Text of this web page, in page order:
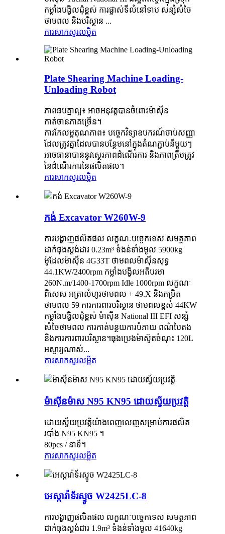
កម្លាំងបង្វិលជុំខ្ពស់ ការផ្លាស់ទីលំនៅទាប សន្សំសំចៃ
ថាមពល និងបរិស្ថាន ...
ការសាកសួរលម្អិត
Plate Shearing Machine Loading-
Unloading Robot
ភាពឆបគ្នាល្អ៖ អាចអនុវត្តបានចំពោះម៉ាស៊ីន
កាត់ចានភាគច្រើន។
ការកែលម្អគុណភាព៖ បច្ចេកវិទ្យាឧបករណ៍ចាប់សញ្ញា
ដែលត្រូវគ្នាដែលបានបន្ថែមនៅក្នុងតំណភ្ជាប់នីមួយៗ
អាចធានាបាននូវស្ថេរភាពដំណើរការ និងភាពត្រឹមត្រូវ
នៃដំណើរការនៃផលិតផល។
ការសាកសួរលម្អិត
កង់ Excavator W260W-9
ការបង្ហាញផលិតផល លក្ខណៈបច្ចេកទេស សមត្ថភាព
ដាក់ធុងស្ដង់ដារ 0.23m³ ទំងន់ទាំងមូល 5900kg
ម៉ូដែលម៉ាស៊ីន 4G33T ថាមពលម៉ាស៊ីនសុទ្ធ
44.1KW/2400rpm កម្លាំងបង្វិលអតិបរមា
260N.m/1400-1700rpm Idle 1000rpm លក្ខណៈ
ពិសេស អត្រាលំហូរថាមពល + 49.X និងកម្រិត
ថាមពល 59 ការការពារបរិស្ថាន ថាមពលខ្ពស់ 44KW
កម្លាំងបង្វិលជុំខ្ពស់ ម៉ាស៊ីន National III EFI សន្សំ
សំចៃថាមពល ការកាត់បន្ថយការបំភាយ ពណ៌បៃតង
និងការការពារបរិស្ថាន។ធុងប្រេងម៉ាស៊ូតចំណុះ 120L
អស្ចារ្យណាស់...
ការសាកសួរលម្អិត
ម៉ាស៊ីនម៉ាស N95 KN95 ដោយស្វ័យប្រវត្តិ
ដោយស្វ័យប្រវត្តិយ៉ាងពេញលេញសម្រាប់ការផលិត
របាំង N95 KN95 ។
80pcs / នាទី។
ការសាកសួរលម្អិត
អេស្កាវ៉ាទ័រស្ទូច W2425LC-8
ការបង្ហាញផលិតផល លក្ខណៈបច្ចេកទេស សមត្ថភាព
ដាក់ធុងស្ដង់ដារ 1.9m³ ទំងន់ទាំងមូល 41640kg